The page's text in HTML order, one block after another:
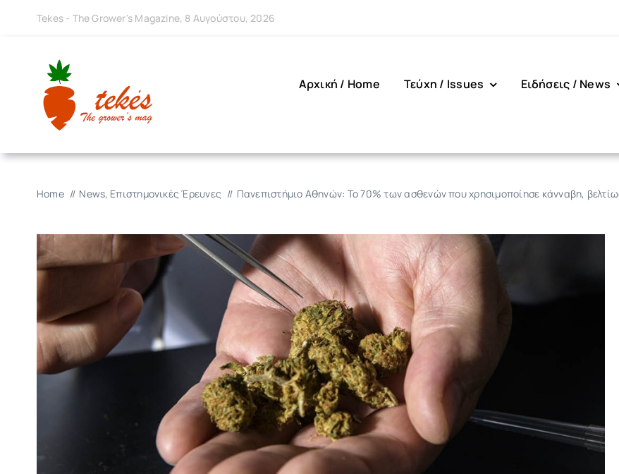
Tekes - The Grower's Magazine, 8 Αυγούστου, 2026
Αρχική / Home Τεύχη / Issues Ειδήσεις / News
Home News Επιστημονικές Έρευνες Πανεπιστήμιο Αθηνών: To 70% των ασθενών που χρησιμοποίησε κάνναβη,